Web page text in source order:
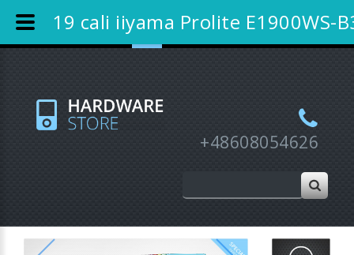
Wyprzedaże
Rejestracja Moje konto
+48608054626
19 cali iiyama Prolite E1900WS-